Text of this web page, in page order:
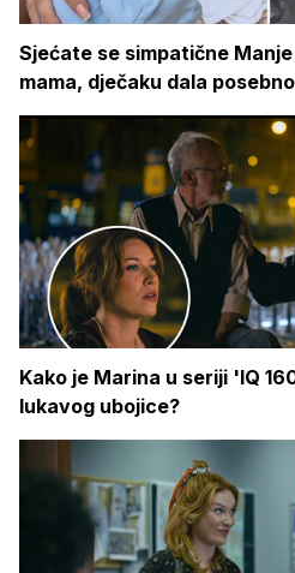
Sjećate se simpatične
mama, dječaku dala
Kako je Marina u seriji 'IQ
lukavog ubojice?